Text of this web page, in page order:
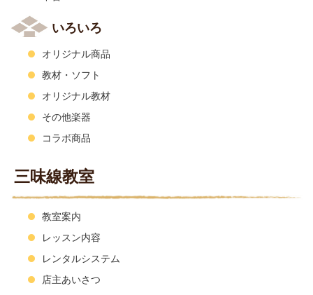
いろいろ
オリジナル商品
教材・ソフト
オリジナル教材
その他楽器
コラボ商品
三味線教室
教室案内
レッスン内容
レンタルシステム
店主あいさつ